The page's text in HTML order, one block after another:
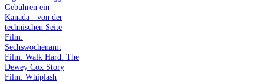
Gebühren ein
Kanada - von der
technischen Seite
Film:
Sechswochenamt
Film: Walk Hard: The
Dewey Cox Story
Film: Whiplash